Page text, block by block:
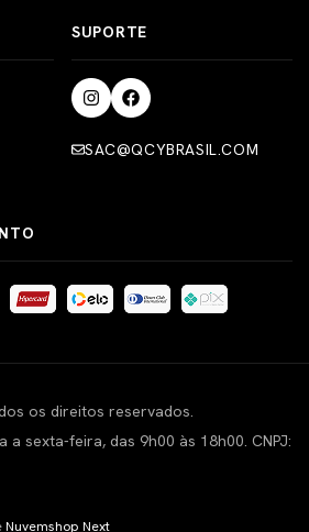
SUPORTE
SAC@QCYBRASIL.COM
os direitos reservados.
a sexta-feira, das 9h00 às 18h00. CNPJ:
Nuvemshop Next